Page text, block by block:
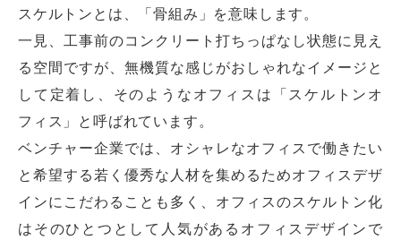
スケルトンとは、「骨組み」を意味します。
一見、工事前のコンクリート打ちっぱなし状態に見え
る空間ですが、無機質な感じがおしゃれなイメージと
して定着し、そのようなオフィスは「スケルトンオ
フィス」と呼ばれています。
ベンチャー企業では、オシャレなオフィスで働きたい
と希望する若く優秀な人材を集めるためオフィスデザ
インにこだわることも多く、オフィスのスケルトン化
はそのひとつとして人気があるオフィスデザインで